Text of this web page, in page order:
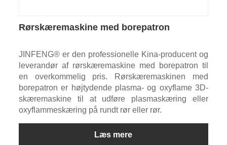
Rørskæremaskine med borepatron
JINFENG® er den professionelle Kina-producent og
leverandør af rørskæremaskine med borepatron til
en overkommelig pris. Rørskæremaskinen med
borepatron er højtydende plasma- og oxyflame 3D-
skæremaskine til at udføre plasmaskæring eller
oxyflammeskæring på rundt rør eller rør.
Læs mere